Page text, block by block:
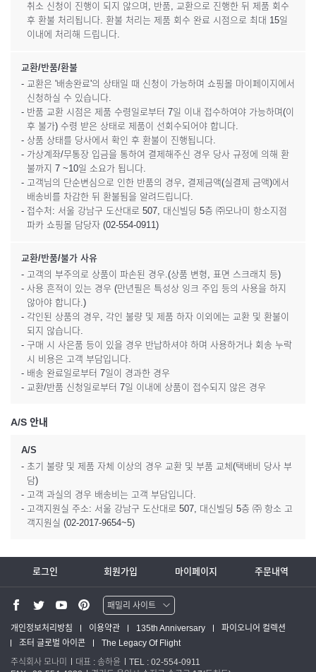
취소 신청이 진행이 되지 않으며, 반품, 교환으로 진행한 뒤 제품 회수
후 환불 처리됩니다. 환불 처리는 제품 회수 완료 시점으로 최대 15일
이내에 처리해 드립니다.
교환/반품/환불
- 교환은 '배송완료'의 상태일 때 신청이 가능하며 쇼핑몰 마이페이지에서
신청하실 수 있습니다.
- 반품 교환 시점은 제품 수령일로부터 7일 이내 접수하여야 가능하며(이
후 불가) 수령 받은 상태로 제품이 선회수되어야 합니다.
- 상품 상태를 당사에서 확인 후 환불이 진행됩니다.
- 가상계좌/무통장 입금을 통하여 결제해주신 경우 당사 규정에 의해 환
불까지 7 ~10일 소요가 됩니다.
- 고객님의 단순변심으로 인한 반품의 경우, 결제금액(실결제 금액)에서
배송비를 차감한 뒤 환불됨을 알려드립니다.
- 접수처: 서울 강남구 도산대로 507, 대신빌딩 5층 ㈜모나미 항소지점
파카 쇼핑몰 담당자 (02-554-0911)
교환/반품/불가 사유
- 고객의 부주의로 상품이 파손된 경우.(상품 변형, 표면 스크래치 등)
- 사용 흔적이 있는 경우 (만년필은 특성상 잉크 주입 등의 사용을 하지
않아야 합니다.)
- 각인된 상품의 경우, 각인 불량 및 제품 하자 이외에는 교환 및 환불이
되지 않습니다.
- 구매 시 사은품 등이 있을 경우 반납하셔야 하며 사용하거나 회송 누락
시 비용은 고객 부담입니다.
- 배송 완료일로부터 7일이 경과한 경우
- 교환/반품 신청일로부터 7일 이내에 상품이 접수되지 않은 경우
A/S 안내
A/S
- 초기 불량 및 제품 자체 이상의 경우 교환 및 부품 교체(택배비 당사 부
담)
- 고객 과실의 경우 배송비는 고객 부담입니다.
- 고객지원실 주소: 서울 강남구 도산대로 507, 대신빌딩 5층 ㈜ 항소 고
객지원실 (02-2017-9654~5)
로그인 회원가입 마이페이지 주문내역
패밀리 사이트
워터맨 쇼핑몰
파카 글로벌
개인정보처리방침 이용약관 135th Anniversary
파이오니어 컬렉션
조터 글로벌 아이콘
The Legacy Of Flight
주식회사 모나미
대표 : 송하윤
TEL : 02-554-0911